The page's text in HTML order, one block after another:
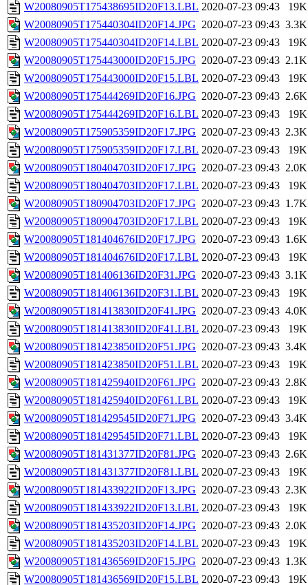
W20080905T175438695ID20F13.LBL 2020-07-23 09:43
19K
W20080905T175440304ID20F14.JPG 2020-07-23 09:43 3.3K
W20080905T175440304ID20F14.LBL 2020-07-23 09:43
19K
W20080905T175443000ID20F15.JPG 2020-07-23 09:43 2.1K
W20080905T175443000ID20F15.LBL 2020-07-23 09:43
19K
W20080905T175444269ID20F16.JPG 2020-07-23 09:43 2.6K
W20080905T175444269ID20F16.LBL 2020-07-23 09:43
19K
W20080905T175905359ID20F17.JPG 2020-07-23 09:43 2.3K
W20080905T175905359ID20F17.LBL 2020-07-23 09:43
19K
W20080905T180404703ID20F17.JPG 2020-07-23 09:43 2.0K
W20080905T180404703ID20F17.LBL 2020-07-23 09:43
19K
W20080905T180904703ID20F17.JPG 2020-07-23 09:43 1.7K
W20080905T180904703ID20F17.LBL 2020-07-23 09:43
19K
W20080905T181404676ID20F17.JPG 2020-07-23 09:43 1.6K
W20080905T181404676ID20F17.LBL 2020-07-23 09:43
19K
W20080905T181406136ID20F31.JPG 2020-07-23 09:43 3.1K
W20080905T181406136ID20F31.LBL 2020-07-23 09:43
19K
W20080905T181413830ID20F41.JPG 2020-07-23 09:43 4.0K
W20080905T181413830ID20F41.LBL 2020-07-23 09:43
19K
W20080905T181423850ID20F51.JPG 2020-07-23 09:43 3.4K
W20080905T181423850ID20F51.LBL 2020-07-23 09:43
19K
W20080905T181425940ID20F61.JPG 2020-07-23 09:43 2.8K
W20080905T181425940ID20F61.LBL 2020-07-23 09:43
19K
W20080905T181429545ID20F71.JPG 2020-07-23 09:43 3.4K
W20080905T181429545ID20F71.LBL 2020-07-23 09:43
19K
W20080905T181431377ID20F81.JPG 2020-07-23 09:43 2.6K
W20080905T181431377ID20F81.LBL 2020-07-23 09:43
19K
W20080905T181433922ID20F13.JPG 2020-07-23 09:43 2.3K
W20080905T181433922ID20F13.LBL 2020-07-23 09:43
19K
W20080905T181435203ID20F14.JPG 2020-07-23 09:43 2.0K
W20080905T181435203ID20F14.LBL 2020-07-23 09:43
19K
W20080905T181436569ID20F15.JPG 2020-07-23 09:43 1.3K
W20080905T181436569ID20F15.LBL 2020-07-23 09:43
19K